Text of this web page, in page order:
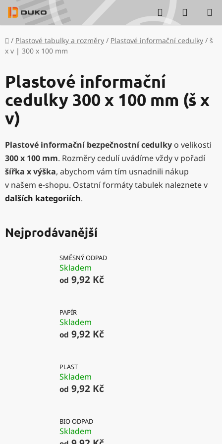
Přejít
na
obsah
Hledat
KOŠÍK
Domů
/ Plastové tabulky a rozměry / Plastové informační cedulky / š
x v | 300 x 100 mm
Plastové informační
cedulky 300 x 100 mm (š x
v)
Plastové informační bezpečnostní cedulky o velikosti
300 x 100 mm. Rozměry cedulí uvádíme vždy v pořadí
šířka x výška, abychom vám tím usnadnili nákup
v našem e-shopu. Ostatní formáty tabulek naleznete v
dalších kategoriích.
Nejprodávanější
SMĚSNÝ ODPAD
Skladem
od 9,92 Kč
PAPÍR
Skladem
od 9,92 Kč
PLAST
Skladem
od 9,92 Kč
BIO ODPAD
Skladem